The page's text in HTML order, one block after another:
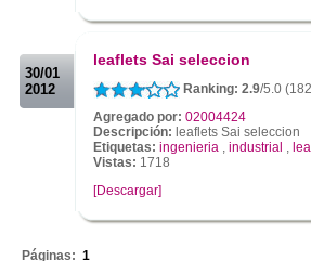
30/01
2012
leaflets Sai seleccion
Ranking: 2.9/5.0
Agregado por: 02004424
Descripción: leaflets Sai seleccion
Etiquetas: ingenieria , industrial ,
Vistas: 1718
[Descargar]
Páginas: 1